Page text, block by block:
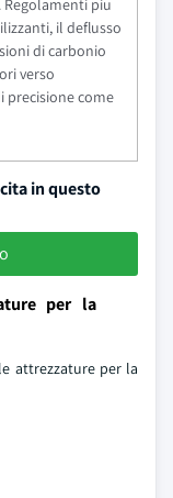
piu
il deflusso
di carbonio
verso
precisione come
in questo
per la
attrezzature per la